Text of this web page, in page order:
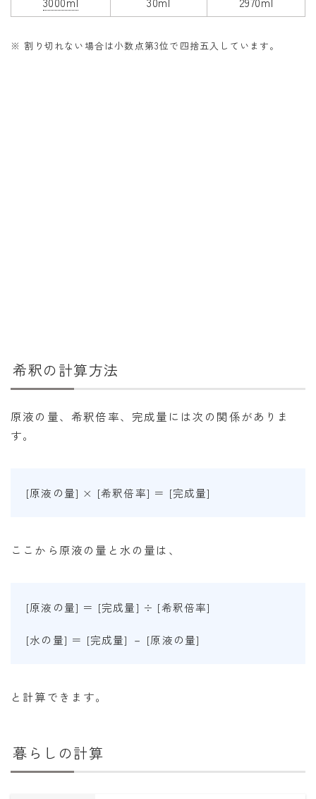
※ 割り切れない場合は小数点第3位で四捨五入しています。
希釈の計算方法
原液の量、希釈倍率、完成量には次の関係がありま
す。
[原液の量] × [希釈倍率] ＝ [完成量]
ここから原液の量と水の量は、
[原液の量] ＝ [完成量] ÷ [希釈倍率]
[水の量] ＝ [完成量] － [原液の量]
と計算できます。
暮らしの計算